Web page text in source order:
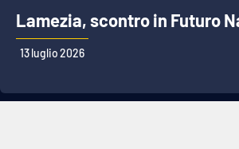
Lamezia, scontro in Futuro
13 luglio 2026